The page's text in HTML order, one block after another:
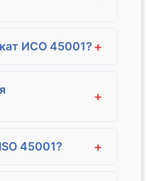
ИСО 45001?+
+
45001? +